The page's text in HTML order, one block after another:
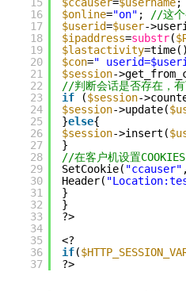
16
17
18
19
20
21
22
23
24
25
26
27
28
29
30
31
32
33
34
35
36
37
$online="on" ;
//这
$userid=$user-
$ipaddress=substr(
$lastactivity
$con="
$session-
//判断会话是否存在，有
if
($session-
$session->update(
}else{
$session->insert(
}
//在客户机设置COOKIES
SetCookie( "ccauser" ,
Header(
}
}
?>
<?
if(
?>